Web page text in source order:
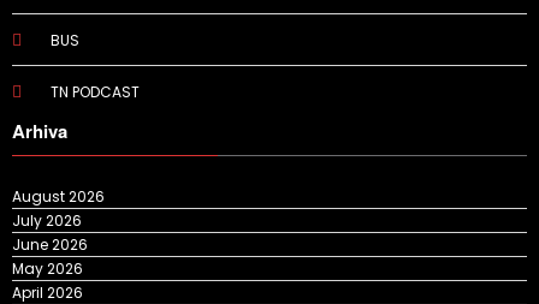
BUS
TN PODCAST
Arhiva
August 2026
July 2026
June 2026
May 2026
April 2026